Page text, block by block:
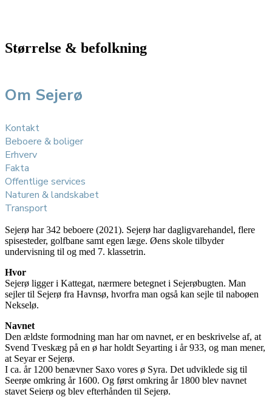
Størrelse & befolkning
Om Sejerø
Kontakt
Beboere & boliger
Erhverv
Fakta
Offentlige services
Naturen & landskabet
Transport
Sejerø har 342 beboere (2021). Sejerø har dagligvarehandel, flere
spisesteder, golfbane samt egen læge. Øens skole tilbyder
undervisning til og med 7. klassetrin.
Hvor
Sejerø ligger i Kattegat, nærmere betegnet i Sejerøbugten. Man
sejler til Sejerø fra Havnsø, hvorfra man også kan sejle til naboøen
Nekselø.
Navnet
Den ældste formodning man har om navnet, er en beskrivelse af, at
Svend Tveskæg på en ø har holdt Seyarting i år 933, og man mener,
at Seyar er Sejerø.
I ca. år 1200 benævner Saxo vores ø Syra. Det udviklede sig til
Seerøe omkring år 1600. Og først omkring år 1800 blev navnet
stavet Seierø og blev efterhånden til Sejerø.